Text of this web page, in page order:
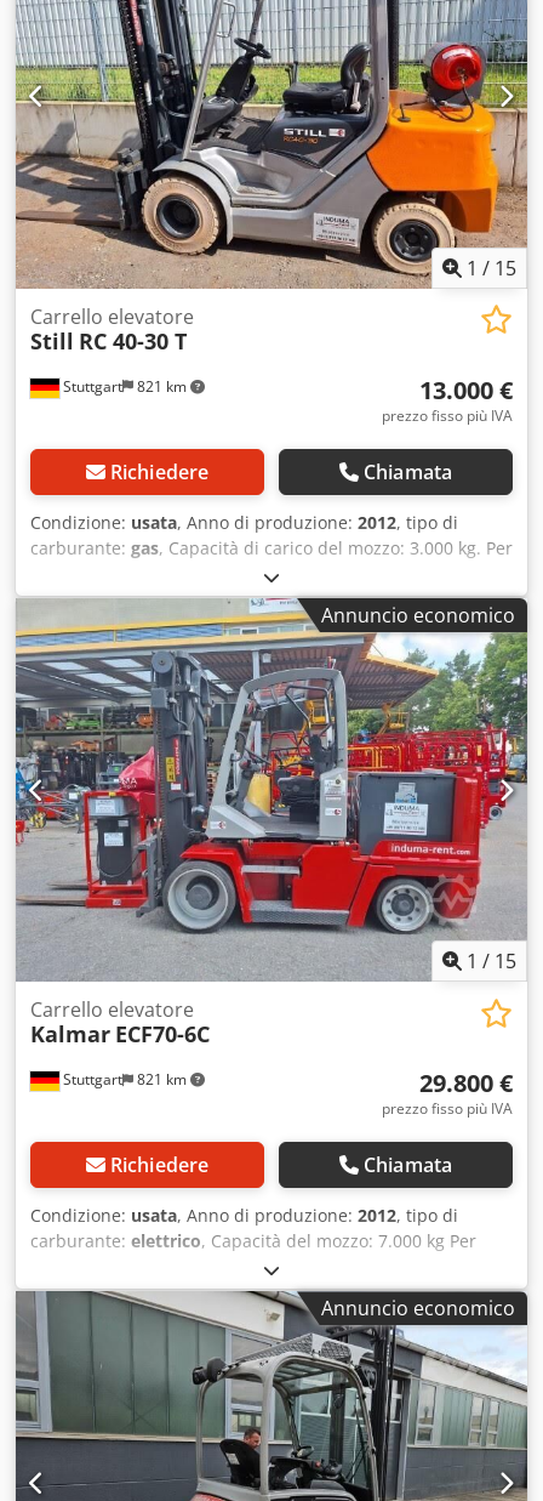
1 / 15
Stuttgart 821 km
Carrello elevatore
Still RC 40-30 T
13.000 €
prezzo fisso più IVA
Richiedere Chiamata
Condizione: usata, Anno di produzione: 2012, tipo di
carburante: gas, Capacità di carico del mozzo: 3.000 kg. Per
maggiori informazioni, rivolgersi al centro di vendita di
macchinari usati. Djdpfx Ajzfnbwjqgsck DE01
Annuncio economico
1 / 15
Stuttgart 821 km
Carrello elevatore
Kalmar ECF70-6C
29.800 €
prezzo fisso più IVA
Richiedere Chiamata
Condizione: usata, Anno di produzione: 2012, tipo di
carburante: elettrico, Capacità del mozzo: 7.000 kg Per
ulteriori informazioni, contattare Gebrauchtgeräte Center.
DE01 Dsdozfl Dpepfx Aqgjck
Annuncio economico